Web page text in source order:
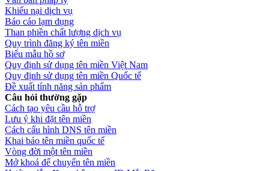
Khiếu nại dịch vụ
Báo cáo lạm dụng
Than phiền chất lượng dịch vụ
Quy trình đăng ký tên miền
Biểu mẫu hồ sơ
Quy định sử dụng tên miền Việt Nam
Quy định sử dụng tên miền Quốc tế
Đề xuất tính năng sản phẩm
Câu hỏi thường gặp
Cách tạo yêu cầu hỗ trợ
Lưu ý khi đặt tên miền
Cách cấu hình DNS tên miền
Khai báo tên miền quốc tế
Vòng đời một tên miền
Mở khoá để chuyển tên miền